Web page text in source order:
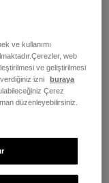
River
Tam Fermuarlı
ve kullanımı
web
ve geliştirilmesi
izni
buraya
Çerez
düzenleyebilirsiniz.